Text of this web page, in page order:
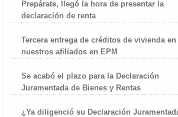
Prepárate, llegó la hora de presentar la
declaración de renta
Tercera entrega de créditos de vivienda
nuestros afiliados en EPM
Se acabó el plazo para la Declaración
Juramentada de Bienes y Rentas
¿Ya diligenció su Declaración